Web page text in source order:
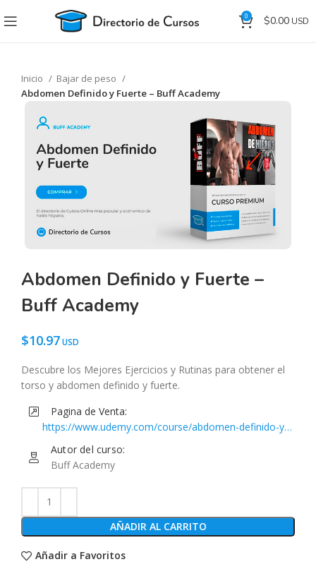
0 $0.00
Inicio
Bajar de peso
Abdomen Definido y Fuerte – Buff Academy
Abdomen Definido y Fuerte –
Buff Academy
$10.97
Descubre los Mejores Ejercicios y Rutinas para obtener el
torso y abdomen definido y fuerte.
Pagina de Venta:
https://www.udemy.com/course/abdomen-definido-y-
fuerte-buff-academy/
Autor del curso:
Buff Academy
AÑADIR AL CARRITO
Añadir a Favoritos